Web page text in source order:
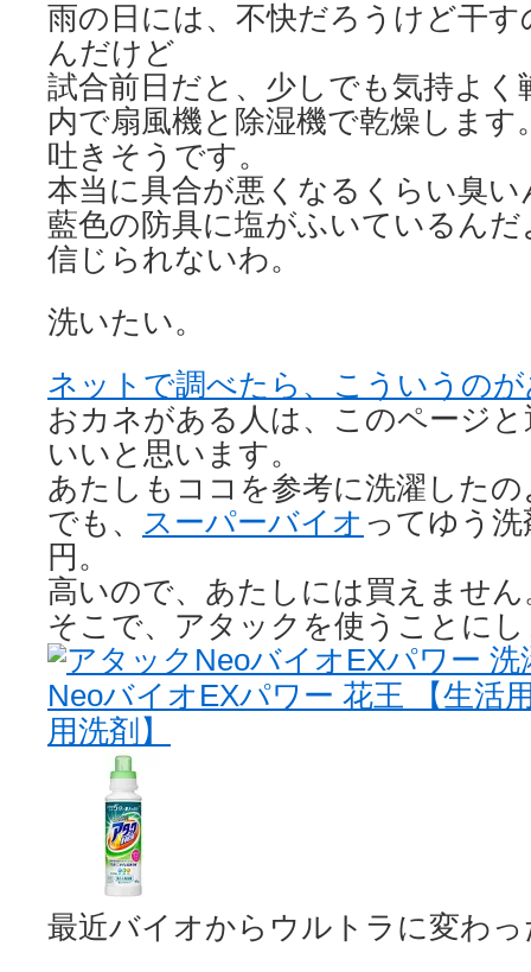
雨の日には、不快だろうけど干
んだけど
試合前日だと、少しでも気持よ
内で扇風機と除湿機で乾燥します
吐きそうです。
本当に具合が悪くなるくらい臭い
藍色の防具に塩がふいているんだ
信じられないわ。
洗いたい。
ネットで調べたら、こういうの
おカネがある人は、このページ
いいと思います。
あたしもココを参考に洗濯したの
でも、
スーパーバイオ ってゆう洗
円。
高いので、あたしには買えません
そこで、アタックを使うことに
最近バイオからウルトラに変わ